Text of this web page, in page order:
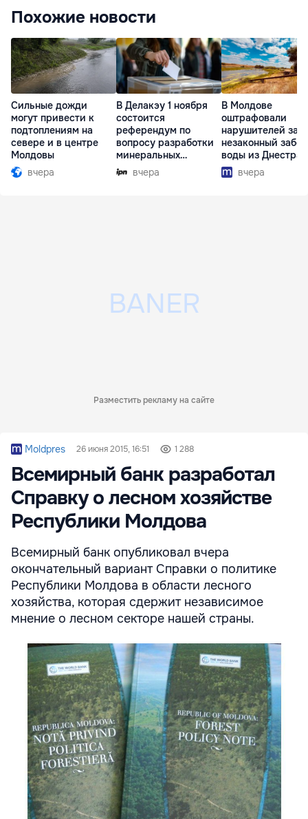
Похожие новости
Сильные дожди
могут привести к
подтоплениям на
севере и в центре
Молдовы
вчера
В Делакэу 1 ноября
состоится
референдум по
вопросу разработки
минеральных
ресурсов
вчера
В Молдове
оштрафовали
нарушителей за
незаконный забор
воды из Днестра
вчера
Разместить рекламу на сайте
Moldpres 26 июня 2015, 16:51 1 288
Всемирный банк разработал
Справку о лесном хозяйстве
Республики Молдова
Всемирный банк опубликовал вчера
окончательный вариант Справки о политике
Республики Молдова в области лесного
хозяйства, которая сдержит независимое
мнение о лесном секторе нашей страны.